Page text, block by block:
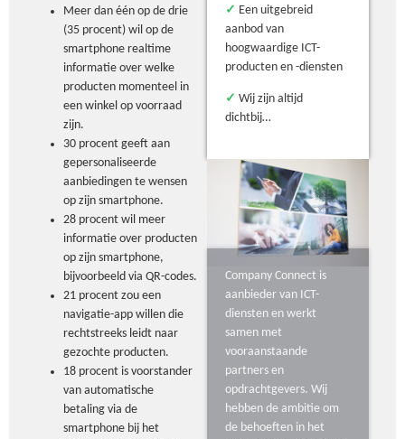
Meer dan één op de drie
(35 procent) wil op de
smartphone realtime
informatie over welke
producten momenteel in
een winkel op voorraad
zijn.
30 procent geeft aan
gepersonaliseerde
aanbiedingen te wensen
op zijn smartphone.
28 procent wil meer
informatie over producten
op zijn smartphone,
bijvoorbeeld via QR-codes.
21 procent zou een
navigatie-app willen die
rechtstreeks leidt naar
gezochte producten.
18 procent is voorstander
van automatische
betaling via de
smartphone bij het
✓ Een uitgebreid
aanbod van
hoogwaardige ICT-
producten en -diensten
✓ Wij zijn altijd
dichtbij…
Company Connect is
aanbieder van ICT-
diensten en werkt
samen met
vooraanstaande
partners en
opdrachtgevers. Wij
hebben de ambitie om
de behoeften in het